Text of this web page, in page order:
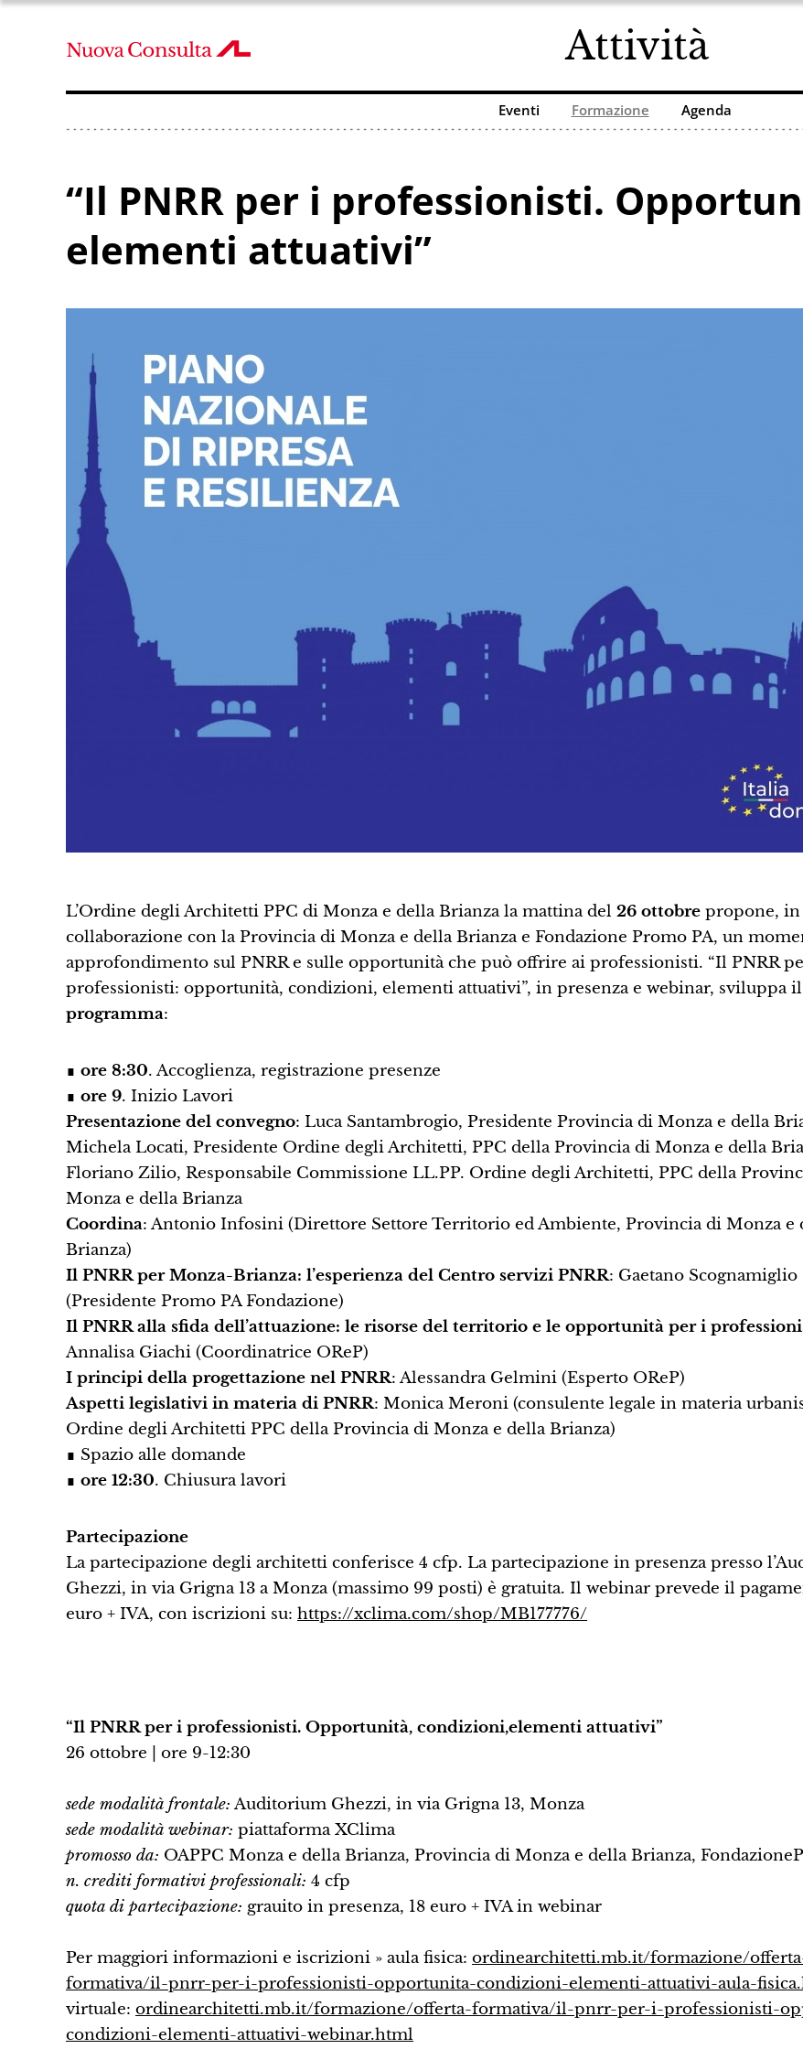
Attività
Eventi Formazione Agenda
“Il PNRR per i professionisti.
elementi attuativi”
L’Ordine degli Architetti PPC di Monza e della Brianza la mattina del 26 ottobre propone, in
collaborazione con la Provincia di Monza e della Brianza e Fondazione Promo PA, un
approfondimento sul PNRR e sulle opportunità che può offrire ai professionisti. “Il PNRR
professionisti: opportunità, condizioni, elementi attuativi”, in presenza e webinar, sviluppa il
programma:
∎ ore 8:30. Accoglienza, registrazione presenze
∎ ore 9. Inizio Lavori
Presentazione del convegno: Luca Santambrogio, Presidente Provincia di Monza e della
Michela Locati, Presidente Ordine degli Architetti, PPC della Provincia di Monza e della
Floriano Zilio, Responsabile Commissione LL.PP. Ordine degli Architetti, PPC della
Monza e della Brianza
Coordina: Antonio Infosini (Direttore Settore Territorio ed Ambiente, Provincia di Monza e
Brianza)
Il PNRR per Monza-Brianza: l’esperienza del Centro servizi PNRR: Gaetano Scognamiglio
(Presidente Promo PA Fondazione)
Il PNRR alla sfida dell’attuazione: le risorse del territorio e le opportunità per i
Annalisa Giachi (Coordinatrice OReP)
I principi della progettazione nel PNRR: Alessandra Gelmini (Esperto OReP)
Aspetti legislativi in materia di PNRR: Monica Meroni (consulente legale in materia
Ordine degli Architetti PPC della Provincia di Monza e della Brianza)
∎ Spazio alle domande
∎ ore 12:30. Chiusura lavori
Partecipazione
La partecipazione degli architetti conferisce 4 cfp. La partecipazione in presenza presso
Ghezzi, in via Grigna 13 a Monza (massimo 99 posti) è gratuita. Il webinar prevede il
euro + IVA, con iscrizioni su: https://xclima.com/shop/MB177776/
“Il PNRR per i professionisti. Opportunità, condizioni,elementi attuativi”
26 ottobre | ore 9-12:30
sede modalità frontale: Auditorium Ghezzi, in via Grigna 13, Monza
sede modalità webinar: piattaforma XClima
promosso da: OAPPC Monza e della Brianza, Provincia di Monza e della Brianza,
n. crediti formativi professionali: 4 cfp
quota di partecipazione: grauito in presenza, 18 euro + IVA in webinar
Per maggiori informazioni e iscrizioni » aula fisica: ordinearchitetti.mb.it/formazione/
formativa/il-pnrr-per-i-professionisti-opportunita-condizioni-elementi-attuativi-aula-
virtuale: ordinearchitetti.mb.it/formazione/offerta-formativa/il-pnrr-per-i-professionisti-
condizioni-elementi-attuativi-webinar.html